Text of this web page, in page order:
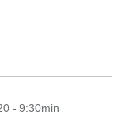
- 9:30min